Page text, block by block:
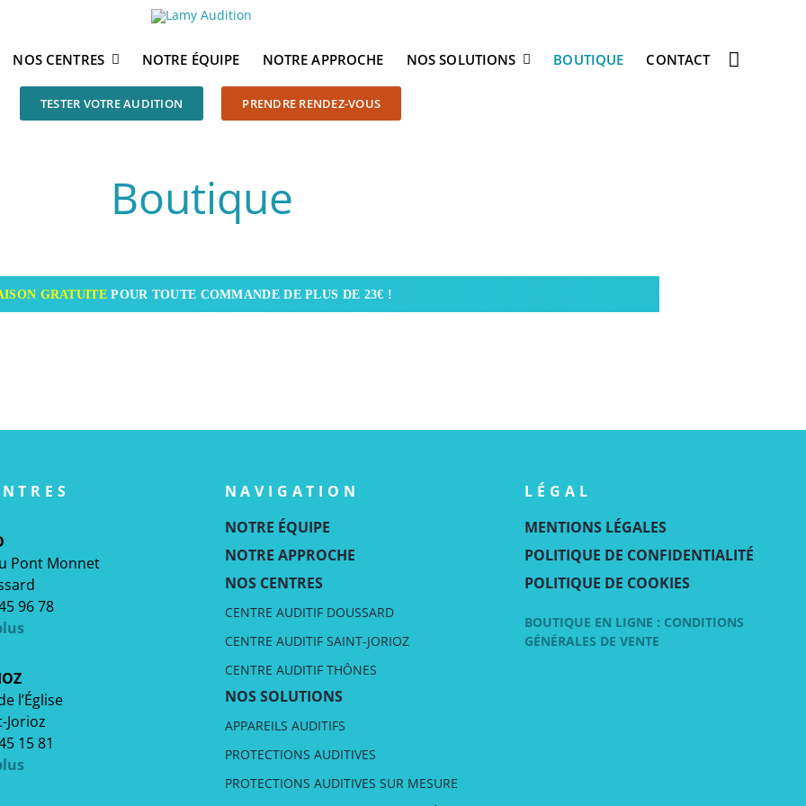
NOS CENTRES NOTRE ÉQUIPE NOTRE APPROCHE NOS SOLUTIONS BOUTIQUE CONTACT
TESTER VOTRE AUDITION PRENDRE RENDEZ-VOUS
Boutique
GRATUITEPOUR TOUTE COMMANDE DE PLUS DE 23€ !
Pont Monnet
96 78
l’Église
Jorioz
15 81
NAVIGATION
NOTRE ÉQUIPE
NOTRE APPROCHE
NOS CENTRES
CENTRE AUDITIF DOUSSARD
CENTRE AUDITIF SAINT-JORIOZ
CENTRE AUDITIF THÔNES
NOS SOLUTIONS
APPAREILS AUDITIFS
PROTECTIONS AUDITIVES
PROTECTIONS AUDITIVES SUR MESURE
LÉGAL
MENTIONS LÉGALES
POLITIQUE DE CONFIDENTIALITÉ
POLITIQUE DE COOKIES
BOUTIQUE EN LIGNE : CONDITIONS
GÉNÉRALES DE VENTE